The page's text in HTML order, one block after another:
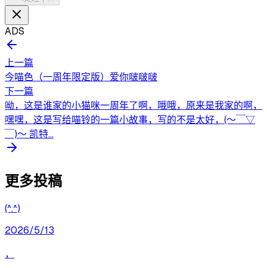
ADS
上一篇
今喵色（一周年限定版）爱你啵啵啵
下一篇
呦，这是谁家的小猫咪一周年了啊，哦哦，原来是我家的啊，
嘿嘿，这是写给喵铃的一篇小故事，写的不是太好，(〜￣▽
￣)〜 凯特...
更多投稿
(^.^)
2026/5/13
，